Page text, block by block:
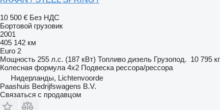
10 500 € Без НДС
Бортовой грузовик
2001
405 142 км
Euro 2
Мощность 255 л.с. (187 кВт) Топливо дизель Грузопод. 10 795 кг
Колесная формула 4x2 Подвеска рессора/рессора
Нидерланды, Lichtenvoorde
Paashuis Bedrijfswagens B.V.
Связаться с продавцом